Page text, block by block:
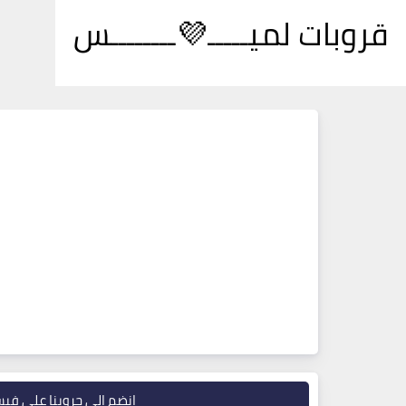
قروبات لميـــــ💜ــــــــس
انضم إلى جروبنا على